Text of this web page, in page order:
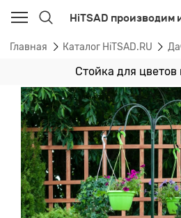
HiTSAD производим
Главная Каталог HiTSAD.RU
Стойка для цветов